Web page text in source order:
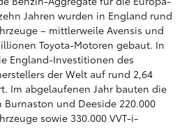
Jahren wurden in England rund
– mittlerweile Avensis und
Toyota-Motoren gebaut. In
England-Investitionen des
der Welt auf rund 2,64
Im abgelaufenen Jahr bauten die
und Deeside 220.000
sowie 330.000 VVT-i-